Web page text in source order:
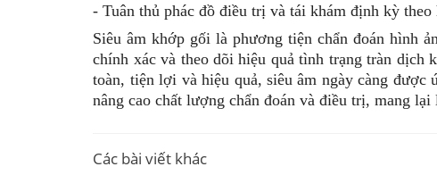
- Tuân thủ phác đồ điều trị và tái khám định kỳ
Siêu âm khớp gối là phương tiện chẩn đoán hình
chính xác và theo dõi hiệu quả tình trạng tràn
toàn, tiện lợi và hiệu quả, siêu âm ngày càng
nâng cao chất lượng chẩn đoán và điều trị, mang
Các bài viết khác